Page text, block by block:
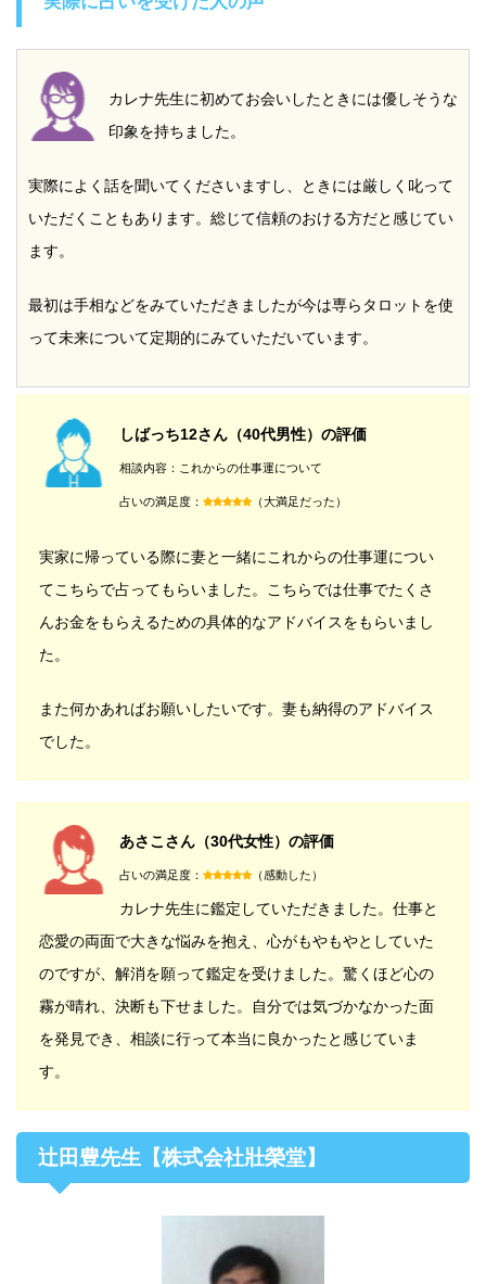
カレナ先生に初めてお会いしたときには優しそうな
印象を持ちました。
実際によく話を聞いてくださいますし、ときには厳しく叱って
いただくこともあります。総じて信頼のおける方だと感じてい
ます。
最初は手相などをみていただきましたが今は専らタロットを使
って未来について定期的にみていただいています。
しばっち12さん（40代男性）の評価
相談内容：これからの仕事運について
占いの満足度： （大満足だった）
実家に帰っている際に妻と一緒にこれからの仕事運につい
てこちらで占ってもらいました。こちらでは仕事でたくさ
んお金をもらえるための具体的なアドバイスをもらいまし
た。
また何かあればお願いしたいです。妻も納得のアドバイス
でした。
あさこさん（30代女性）の評価
占いの満足度： （感動した）
カレナ先生に鑑定していただきました。仕事と
恋愛の両面で大きな悩みを抱え、心がもやもやとしていた
のですが、解消を願って鑑定を受けました。驚くほど心の
霧が晴れ、決断も下せました。自分では気づかなかった面
を発見でき、相談に行って本当に良かったと感じていま
す。
辻田豊先生【株式会社壯榮堂】